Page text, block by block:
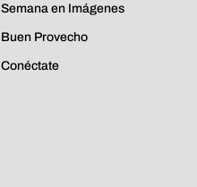
Semana en Imágenes
Buen Provecho
Conéctate